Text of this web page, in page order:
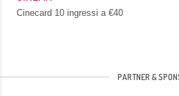
Cinecard 10 ingressi a €40
PARTNER &